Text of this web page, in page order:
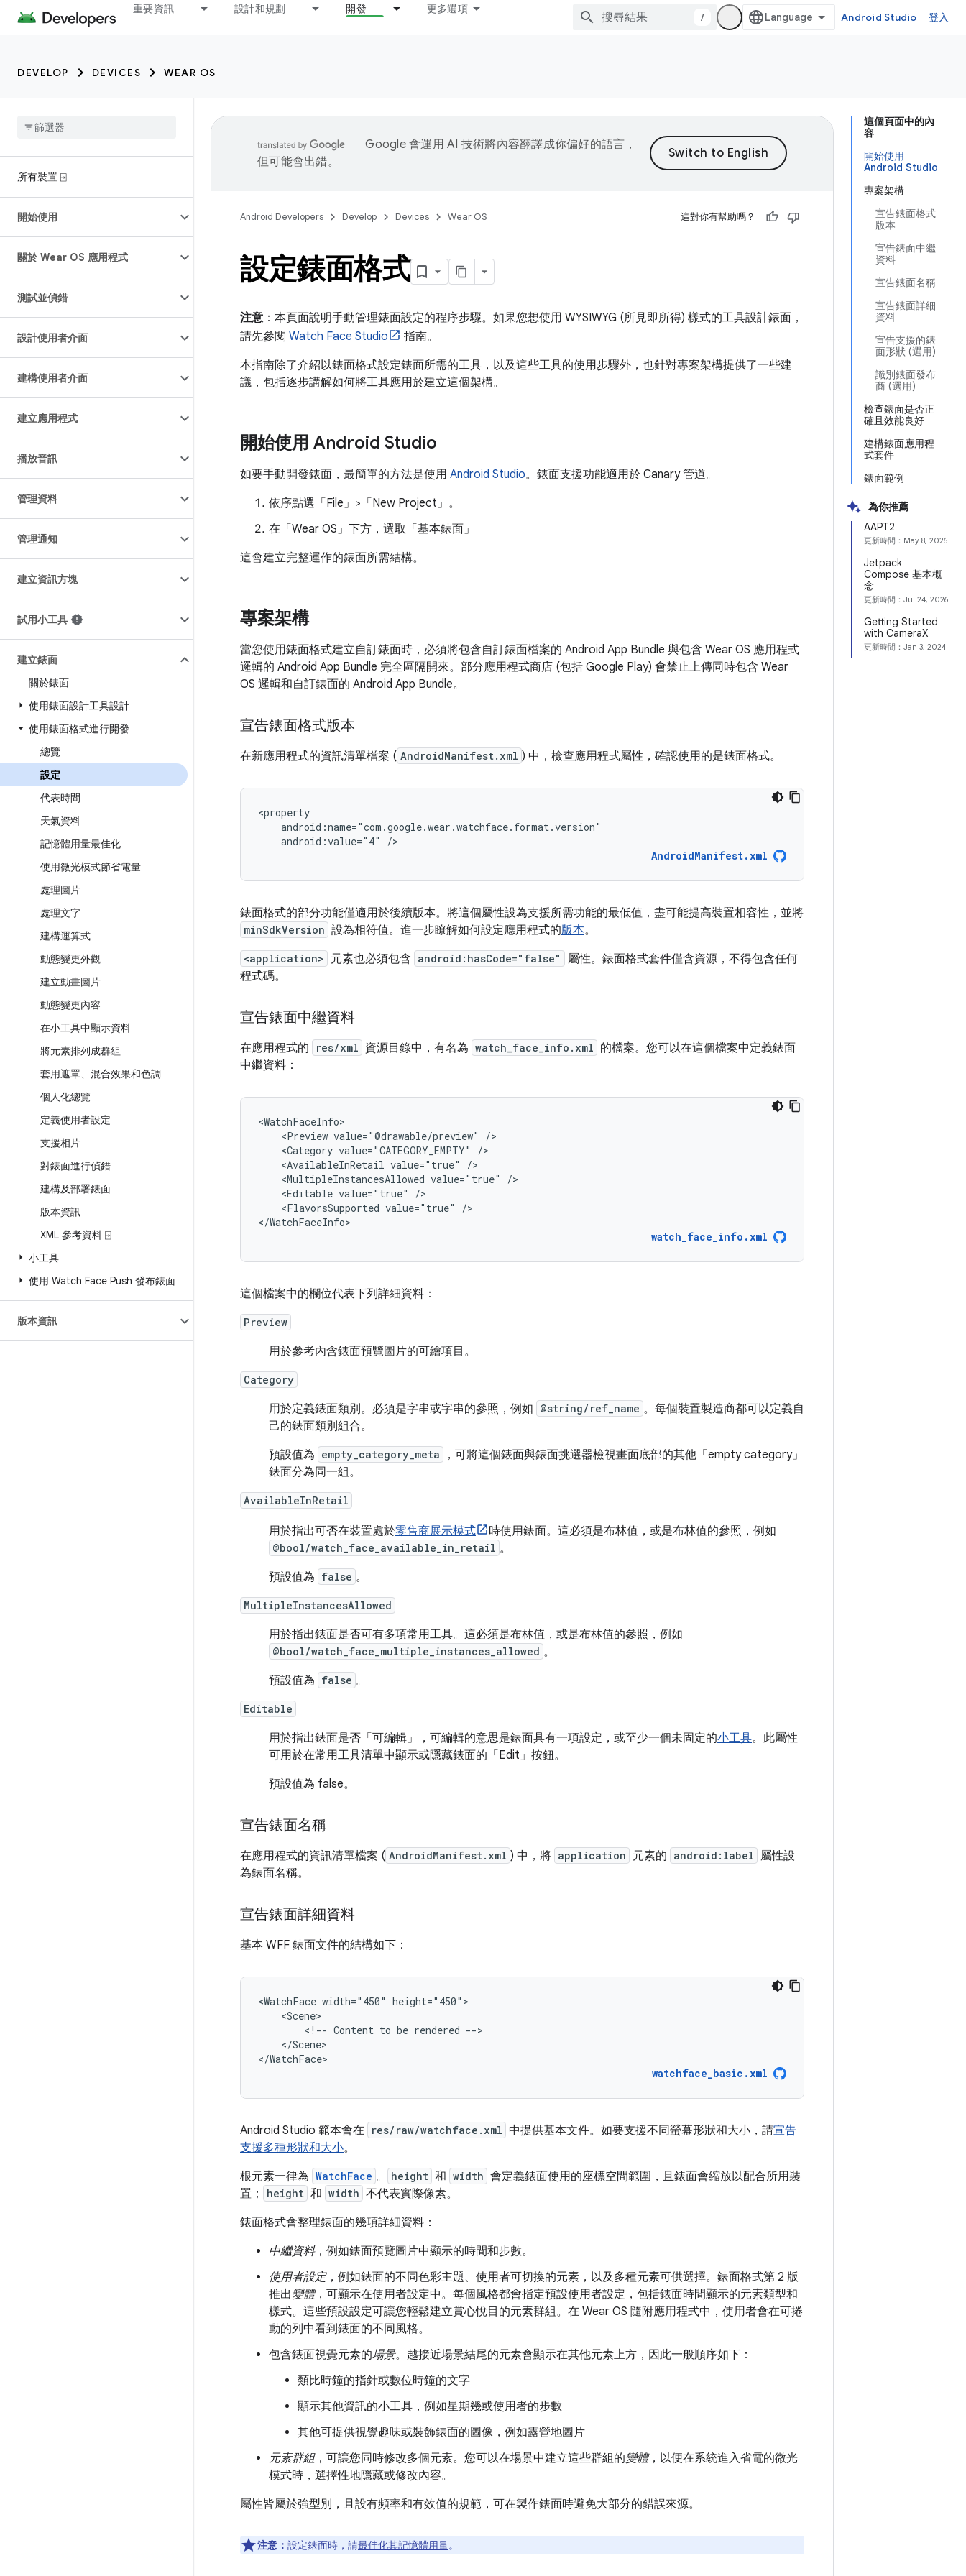
重要資訊 設計和規劃 開發 更多選項
/ Android Studio 登入
DEVELOP DEVICES WEAR OS
所有裝置 ⍈
開始使用
關於 Wear OS 應用程式
測試並偵錯
設計使用者介面
建構使用者介面
建立應用程式
播放音訊
管理資料
管理通知
建立資訊方塊
試用小工具
建立錶面
關於錶面
使用錶面設計工具設計
使用錶面格式進行開發
總覽
設定
代表時間
天氣資料
記憶體用量最佳化
使用微光模式節省電量
處理圖片
處理文字
建構運算式
動態變更外觀
建立動畫圖片
動態變更內容
在小工具中顯示資料
將元素排列成群組
套用遮罩、混合效果和色調
個人化總覽
定義使用者設定
支援相片
對錶面進行偵錯
建構及部署錶面
版本資訊
XML 參考資料 ⍈
小工具
使用 Watch Face Push 發布錶面
版本資訊
這個頁面中的內
容
開始使用
Android Studio
專案架構
宣告錶面格式
版本
宣告錶面中繼
資料
宣告錶面名稱
宣告錶面詳細
資料
宣告支援的錶
面形狀 (選用)
識別錶面發布
商 (選用)
檢查錶面是否正
確且效能良好
建構錶面應用程
式套件
錶面範例
為你推薦
AAPT2
更新時間： May 8, 2026
Jetpack
Compose 基本概
念
更新時間： Jul 24, 2026
Getting Started
with CameraX
更新時間： Jan 3, 2024
Google 會運用 AI 技術將內容翻譯成你偏好的語言，
但可能會出錯。
Android Developers Develop Devices Wear OS 這對你有幫助嗎？
設定錶面格式
注意：本頁面說明手動管理錶面設定的程序步驟。如果您想使用 WYSIWYG (所見即所得) 樣式的工具設計錶面，
請先參閱 Watch Face Studio
指南。
本指南除了介紹以錶面格式設定錶面所需的工具，以及這些工具的使用步驟外，也針對專案架構提供了一些建
議，包括逐步講解如何將工具應用於建立這個架構。
開始使用 Android Studio
如要手動開發錶面，最簡單的方法是使用 Android Studio。錶面支援功能適用於 Canary 管道。
依序點選「File」>「New Project」 。
在「Wear OS」 下方，選取「基本錶面」
這會建立完整運作的錶面所需結構。
專案架構
當您使用錶面格式建立自訂錶面時，必須將包含自訂錶面檔案的 Android App Bundle 與包含 Wear OS 應用程式
邏輯的 Android App Bundle 完全區隔開來。部分應用程式商店 (包括 Google Play) 會禁止上傳同時包含 Wear
OS 邏輯和自訂錶面的 Android App Bundle。
宣告錶面格式版本
在新應用程式的資訊清單檔案 ( AndroidManifest.xml ) 中，檢查應用程式屬性，確認使用的是錶面格式。
android:value="4"
/>
AndroidManifest.xml
錶面格式的部分功能僅適用於後續版本。將這個屬性設為支援所需功能的最低值，盡可能提高裝置相容性，並將
minSdkVersion 設為相符值。進一步瞭解如何設定應用程式的版本。
<application> 元素也必須包含 android:hasCode="false"
屬性。錶面格式套件僅含資源，不得包含任何
程式碼。
宣告錶面中繼資料
在應用程式的 res/xml 資源目錄中，有名為 watch_face_info.xml 的檔案。您可以在這個檔案中定義錶面
中繼資料：
<Preview value="@drawable/preview"
<Category value="CATEGORY_EMPTY"
<AvailableInRetail value="true"
<MultipleInstancesAllowed value="true"
<Editable value="true"
<FlavorsSupported value="true"
/>
</WatchFaceInfo>
watch_face_info.xml
這個檔案中的欄位代表下列詳細資料：
Preview
用於參考內含錶面預覽圖片的可繪項目。
Category
用於定義錶面類別。必須是字串或字串的參照，例如 @string/ref_name 。每個裝置製造商都可以定義自
己的錶面類別組合。
預設值為 empty_category_meta
，可將這個錶面與錶面挑選器檢視畫面底部的其他「empty category」
錶面分為同一組。
AvailableInRetail
用於指出可否在裝置處於零售商展示模式 時使用錶面。這必須是布林值，或是布林值的參照，例如
@bool/watch_face_available_in_retail 。
預設值為 false 。
MultipleInstancesAllowed
用於指出錶面是否可有多項常用工具。這必須是布林值，或是布林值的參照，例如
@bool/watch_face_multiple_instances_allowed 。
預設值為 false 。
Editable
用於指出錶面是否「可編輯」 ，可編輯的意思是錶面具有一項設定，或至少一個未固定的小工具。此屬性
可用於在常用工具清單中顯示或隱藏錶面的「Edit」 按鈕。
預設值為 false。
宣告錶面名稱
在應用程式的資訊清單檔案 ( AndroidManifest.xml ) 中，將 application 元素的 android:label 屬性設
為錶面名稱。
宣告錶面詳細資料
基本 WFF 錶面文件的結構如下：
<WatchFace width="450"
<!-- Content to be rendered
</Scene>
</WatchFace>
watchface_basic.xml
Android Studio 範本會在 res/raw/watchface.xml 中提供基本文件。如要支援不同螢幕形狀和大小，請宣告
支援多種形狀和大小。
根元素一律為 WatchFace 。 height 和 width 會定義錶面使用的座標空間範圍，且錶面會縮放以配合所用裝
置；
height 和 width 不代表實際像素。
錶面格式會整理錶面的幾項詳細資料：
中繼資料，例如錶面預覽圖片中顯示的時間和步數。
使用者設定，例如錶面的不同色彩主題、使用者可切換的元素，以及多種元素可供選擇。錶面格式第 2 版
推出 變體，可顯示在使用者設定中。每個風格都會指定預設使用者設定，包括錶面時間顯示的元素類型和
樣式。這些預設設定可讓您輕鬆建立賞心悅目的元素群組。在 Wear OS 隨附應用程式中，使用者會在可捲
動的列中看到錶面的不同風格。
包含錶面視覺元素的場景。越接近場景結尾的元素會顯示在其他元素上方，因此一般順序如下：
類比時鐘的指針或數位時鐘的文字
顯示其他資訊的小工具，例如星期幾或使用者的步數
其他可提供視覺趣味或裝飾錶面的圖像，例如露營地圖片
元素群組，可讓您同時修改多個元素。您可以在場景中建立這些群組的變體，以便在系統進入省電的微光
模式時，選擇性地隱藏或修改內容。
屬性皆屬於強型別，且設有頻率和有效值的規範，可在製作錶面時避免大部分的錯誤來源。
注意： 設定錶面時，請最佳化其記憶體用量。